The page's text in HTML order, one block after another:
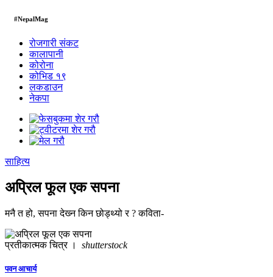
#NepalMag
रोजगारी संकट
कालापानी
कोरोना
कोभिड १९
लकडाउन
नेकपा
साहित्य
अप्रिल फूल एक सपना
मनै त हो, सपना देख्‍न किन छोड्थ्यो र ? कविता-
प्रतीकात्मक चित्र । shutterstock
पवन आचार्य